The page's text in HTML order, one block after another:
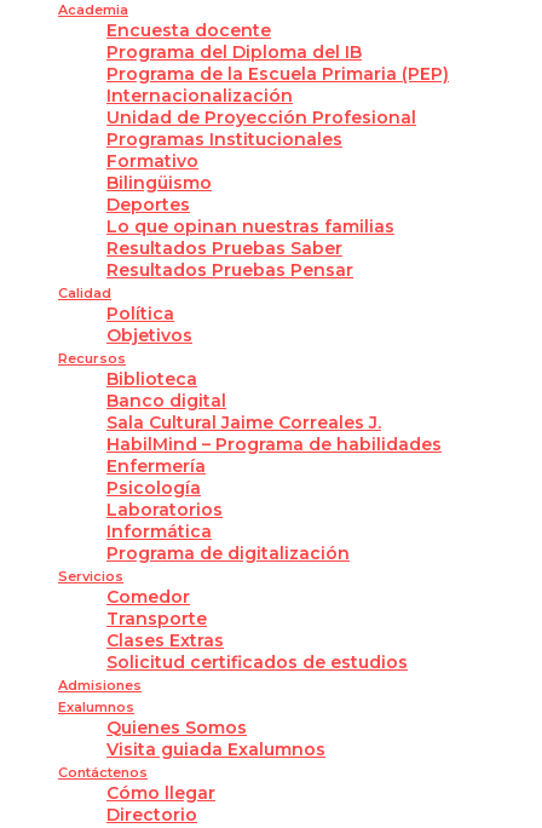
Academia
Encuesta docente
Programa del Diploma del IB
Programa de la Escuela Primaria (PEP)
Internacionalización
Unidad de Proyección Profesional
Programas Institucionales
Formativo
Bilingüismo
Deportes
Lo que opinan nuestras familias
Resultados Pruebas Saber
Resultados Pruebas Pensar
Calidad
Política
Objetivos
Recursos
Biblioteca
Banco digital
Sala Cultural Jaime Correales J.
HabilMind – Programa de habilidades
Enfermería
Psicología
Laboratorios
Informática
Programa de digitalización
Servicios
Comedor
Transporte
Clases Extras
Solicitud certificados de estudios
Admisiones
Exalumnos
Quienes Somos
Visita guiada Exalumnos
Contáctenos
Cómo llegar
Directorio